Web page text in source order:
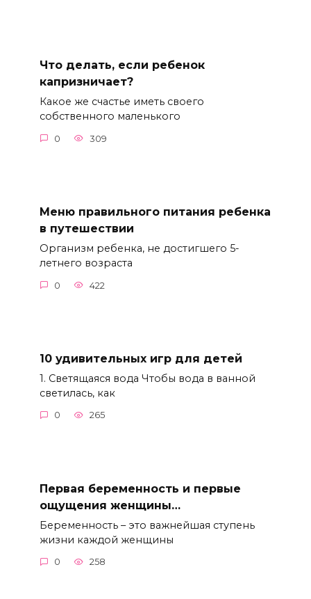
Что делать, если ребенок
капризничает?
Какое же счастье иметь своего
собственного маленького
0 309
Меню правильного питания ребенка
в путешествии
Организм ребенка, не достигшего 5-
летнего возраста
0 422
10 удивительных игр для детей
1. Светящаяся вода Чтобы вода в ванной
светилась, как
0 265
Первая беременность и первые
ощущения женщины…
Беременность – это важнейшая ступень
жизни каждой женщины
0 258